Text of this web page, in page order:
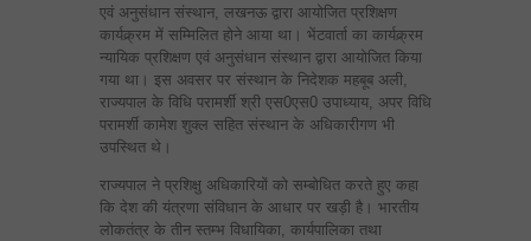
एवं अनुसंधान संस्थान, लखनऊ द्वारा आयोजित प्रशिक्षण
कार्यक्र्रम में सम्मिलित होने आया था। भेंटवार्ता का कार्यक्र्रम
न्यायिक प्रशिक्षण एवं अनुसंधान संस्थान द्वारा आयोजित किया
गया था। इस अवसर पर संस्थान के निदेशक महबूब अली,
राज्यपाल के विधि परामर्शी श्री एस0एस0 उपाध्याय, अपर विधि
परामर्शी कामेश शुक्ल सहित संस्थान के अधिकारीगण भी
उपस्थित थे।
राज्यपाल ने प्रशिक्षु अधिकारियों को सम्बोधित करते हुए कहा
कि देश की यंत्रणा संविधान के आधार पर खड़ी है। भारतीय
लोकतंत्र के तीन स्तम्भ विधायिका, कार्यपालिका तथा